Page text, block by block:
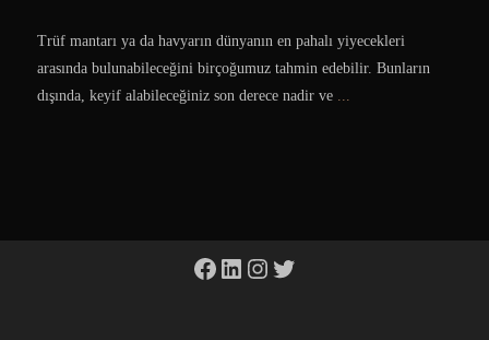
Trüf mantarı ya da havyarın dünyanın en pahalı yiyecekleri
arasında bulunabileceğini birçoğumuz tahmin edebilir. Bunların
dışında, keyif alabileceğiniz son derece nadir ve ...
Facebook
LinkedIn
Instagram
Twitter